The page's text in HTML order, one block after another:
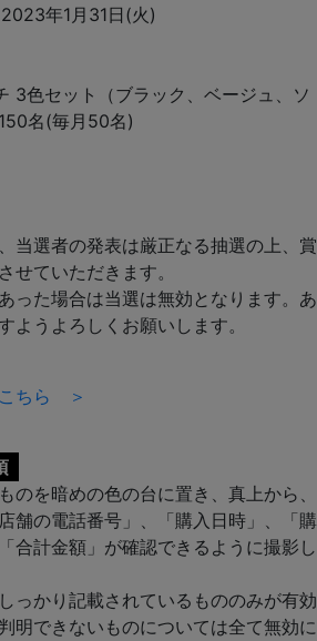
年1月31日(火)
3色セット（ブラック、ベージュ、ソ
名(毎月50名)
当選者の発表は厳正なる抽選の上、賞
せていただきます。
った場合は当選は無効となります。あ
ようよろしくお願いします。
ちら ＞
のを暗めの色の台に置き、真上から、
舗の電話番号」、「購入日時」、「購
合計金額」が確認できるように撮影し
っかり記載されているもののみが有効
明できないものについては全て無効に